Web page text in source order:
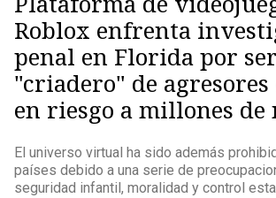
Roblox enfrenta
penal en Florida por
"criadero" de agresores
en riesgo a millones de
El universo virtual ha sido además
países debido a una serie de
seguridad infantil, moralidad y control